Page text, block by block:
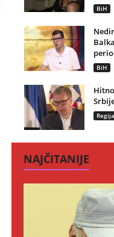
BiH
BiH
Regija
NAJČITANIJE